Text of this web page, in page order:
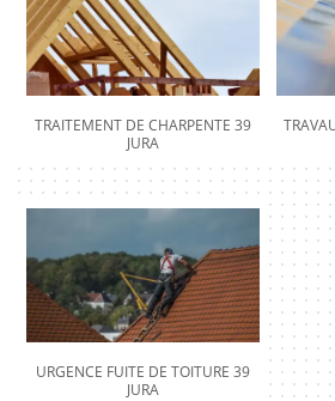
TRAITEMENT DE CHARPENTE 39
JURA
URGENCE FUITE DE TOITURE 39
JURA